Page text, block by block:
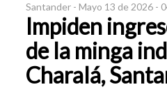
Santander -Mayo 13 de 2026 -
Impiden
de la minga
Charalá,